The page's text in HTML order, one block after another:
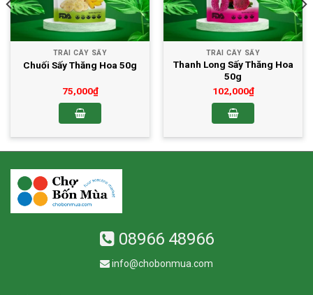
TRÁI CÂY SẤY
Chuối Sấy Thăng Hoa 50g
75,000₫
TRÁI CÂY SẤY
Thanh Long Sấy Thăng Hoa
50g
102,000₫
08966 48966
info@chobonmua.com